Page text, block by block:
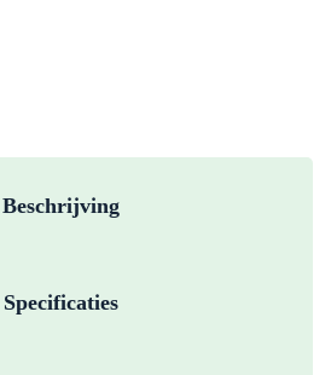
Beschrijving
Specificaties